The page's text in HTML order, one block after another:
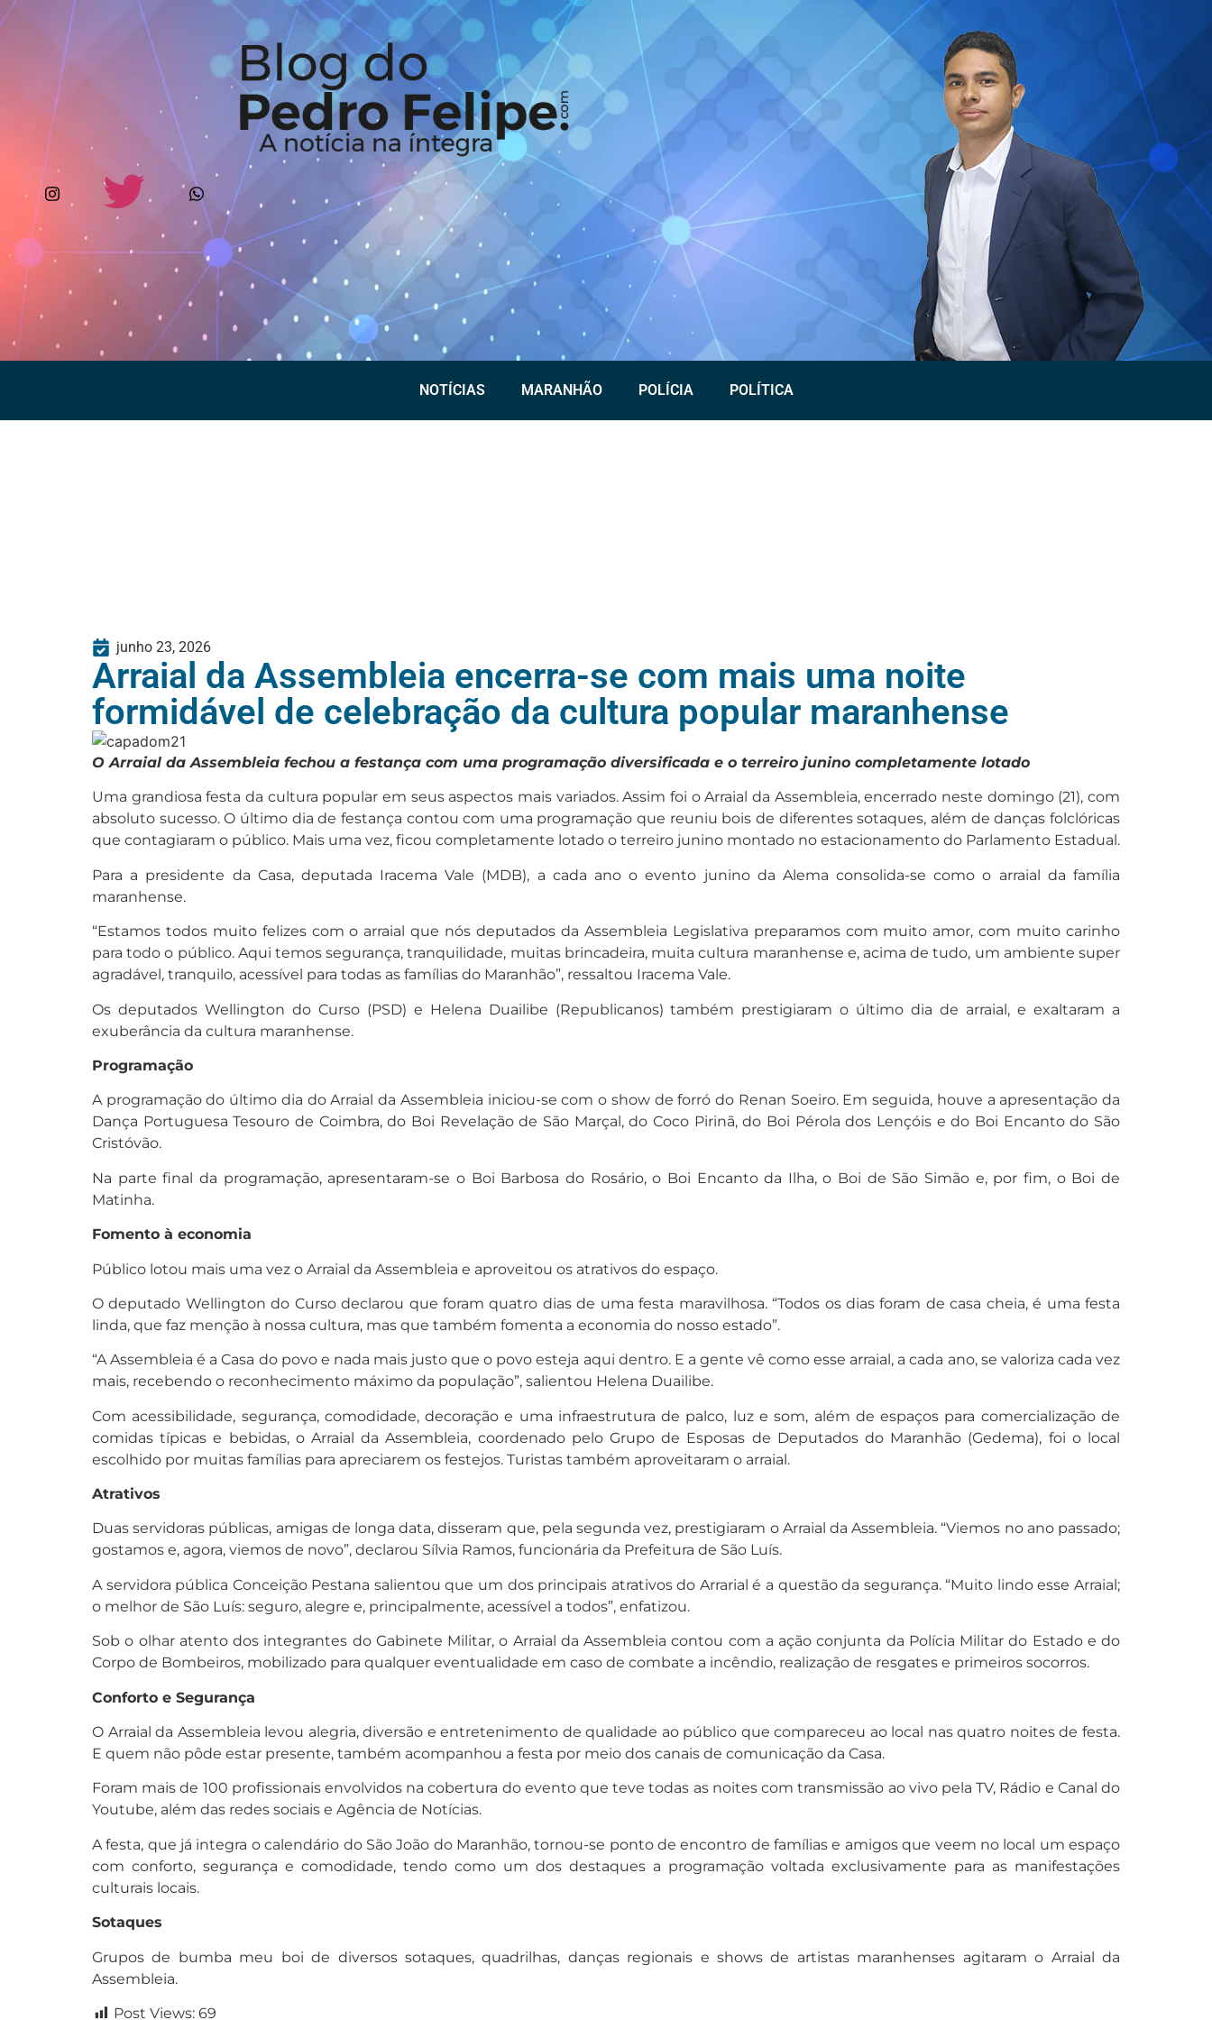
NOTÍCIAS MARANHÃO POLÍCIA POLÍTICA
junho 23, 2026
Arraial da Assembleia encerra-se com mais uma noite
formidável de celebração da cultura popular maranhense
O Arraial da Assembleia fechou a festança com uma programação diversificada e o terreiro junino completamente lotado
Uma grandiosa festa da cultura popular em seus aspectos mais variados. Assim foi o Arraial da Assembleia, encerrado neste domingo (21), com
absoluto sucesso. O último dia de festança contou com uma programação que reuniu bois de diferentes sotaques, além de danças folclóricas
que contagiaram o público. Mais uma vez, ficou completamente lotado o terreiro junino montado no estacionamento do Parlamento Estadual.
Para a presidente da Casa, deputada Iracema Vale (MDB), a cada ano o evento junino da Alema consolida-se como o arraial da família
maranhense.
“Estamos todos muito felizes com o arraial que nós deputados da Assembleia Legislativa preparamos com muito amor, com muito carinho
para todo o público. Aqui temos segurança, tranquilidade, muitas brincadeira, muita cultura maranhense e, acima de tudo, um ambiente super
agradável, tranquilo, acessível para todas as famílias do Maranhão”, ressaltou Iracema Vale.
Os deputados Wellington do Curso (PSD) e Helena Duailibe (Republicanos) também prestigiaram o último dia de arraial, e exaltaram a
exuberância da cultura maranhense.
Programação
A programação do último dia do Arraial da Assembleia iniciou-se com o show de forró do Renan Soeiro. Em seguida, houve a apresentação da
Dança Portuguesa Tesouro de Coimbra, do Boi Revelação de São Marçal, do Coco Pirinã, do Boi Pérola dos Lençóis e do Boi Encanto do São
Cristóvão.
Na parte final da programação, apresentaram-se o Boi Barbosa do Rosário, o Boi Encanto da Ilha, o Boi de São Simão e, por fim, o Boi de
Matinha.
Fomento à economia
Público lotou mais uma vez o Arraial da Assembleia e aproveitou os atrativos do espaço.
O deputado Wellington do Curso declarou que foram quatro dias de uma festa maravilhosa. “Todos os dias foram de casa cheia, é uma festa
linda, que faz menção à nossa cultura, mas que também fomenta a economia do nosso estado”.
“A Assembleia é a Casa do povo e nada mais justo que o povo esteja aqui dentro. E a gente vê como esse arraial, a cada ano, se valoriza cada vez
mais, recebendo o reconhecimento máximo da população”, salientou Helena Duailibe.
Com acessibilidade, segurança, comodidade, decoração e uma infraestrutura de palco, luz e som, além de espaços para comercialização de
comidas típicas e bebidas, o Arraial da Assembleia, coordenado pelo Grupo de Esposas de Deputados do Maranhão (Gedema), foi o local
escolhido por muitas famílias para apreciarem os festejos. Turistas também aproveitaram o arraial.
Atrativos
Duas servidoras públicas, amigas de longa data, disseram que, pela segunda vez, prestigiaram o Arraial da Assembleia. “Viemos no ano passado;
gostamos e, agora, viemos de novo”, declarou Sílvia Ramos, funcionária da Prefeitura de São Luís.
A servidora pública Conceição Pestana salientou que um dos principais atrativos do Arrarial é a questão da segurança. “Muito lindo esse Arraial;
o melhor de São Luís: seguro, alegre e, principalmente, acessível a todos”, enfatizou.
Sob o olhar atento dos integrantes do Gabinete Militar, o Arraial da Assembleia contou com a ação conjunta da Polícia Militar do Estado e do
Corpo de Bombeiros, mobilizado para qualquer eventualidade em caso de combate a incêndio, realização de resgates e primeiros socorros.
Conforto e Segurança
O Arraial da Assembleia levou alegria, diversão e entretenimento de qualidade ao público que compareceu ao local nas quatro noites de festa.
E quem não pôde estar presente, também acompanhou a festa por meio dos canais de comunicação da Casa.
Foram mais de 100 profissionais envolvidos na cobertura do evento que teve todas as noites com transmissão ao vivo pela TV, Rádio e Canal do
Youtube, além das redes sociais e Agência de Notícias.
A festa, que já integra o calendário do São João do Maranhão, tornou-se ponto de encontro de famílias e amigos que veem no local um espaço
com conforto, segurança e comodidade, tendo como um dos destaques a programação voltada exclusivamente para as manifestações
culturais locais.
Sotaques
Grupos de bumba meu boi de diversos sotaques, quadrilhas, danças regionais e shows de artistas maranhenses agitaram o Arraial da
Assembleia.
Post Views: 69